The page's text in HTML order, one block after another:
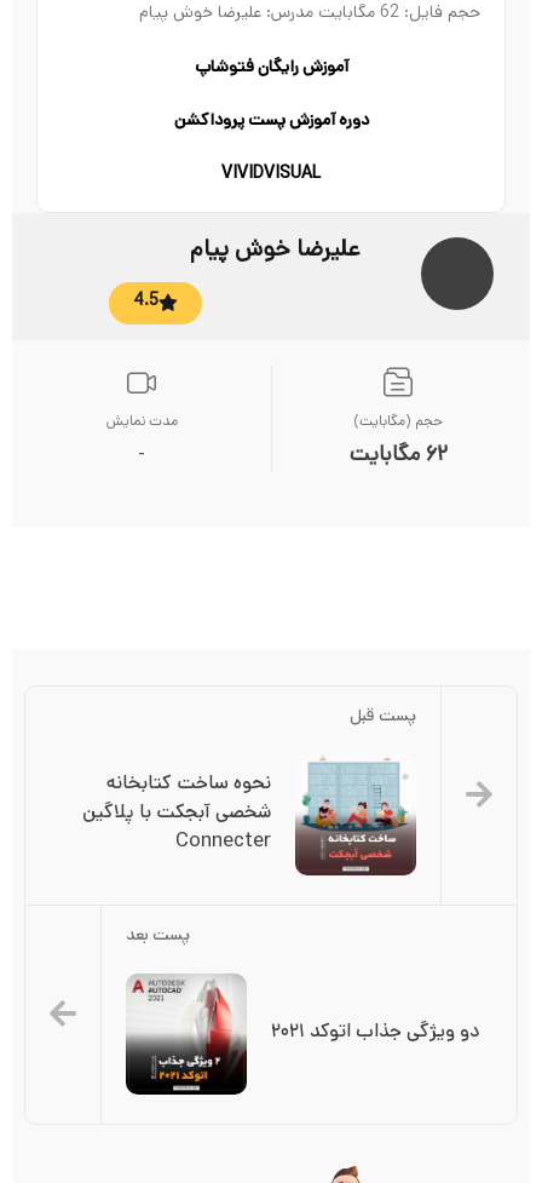
حجم فایل: 62 مگابایت مدرس: علیرضا خوش پیام
آموزش رایگان فتوشاپ
دوره آموزش پست پروداکشن
VIVIDVISUAL
علیرضا خوش پیام
4.5
حجم (مگابایت)
62 مگابایت
مدت نمایش
-
پست قبل
Connecter
پست بعد
دو ویژگی جذاب اتوکد ۲۰۲۱